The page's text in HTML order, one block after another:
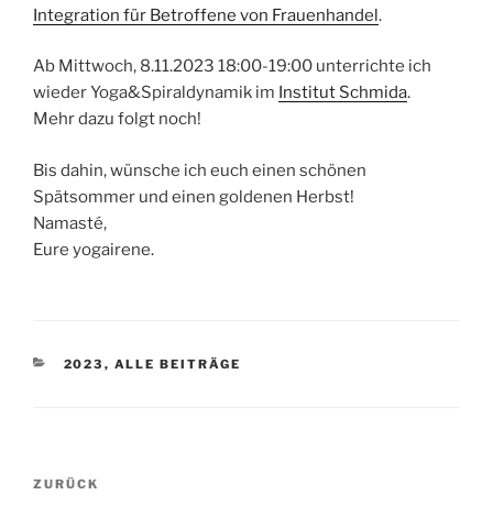
Integration für Betroffene von Frauenhandel.
Ab Mittwoch, 8.11.2023 18:00-19:00 unterrichte ich
wieder Yoga&Spiraldynamik im Institut Schmida.
Mehr dazu folgt noch!
Bis dahin, wünsche ich euch einen schönen
Spätsommer und einen goldenen Herbst!
Namasté,
Eure yogairene.
KATEGORIEN
2023 , ALLE BEITRÄGE
Beitragsnavigation
Vorheriger
ZURÜCK